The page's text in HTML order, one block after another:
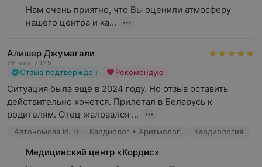
Нам очень приятно, что Вы оценили атмосферу
нашего центра и ка...
Алишер Джумагали
28 мая 2025
Отзыв подтвержден Рекомендую
Ситуация была ещё в 2024 году. Но отзыв оставить
действительно хочется. Прилетал в Беларусь к
родителям. Отец жаловался ...
Автономова И. Н. - Кардиолог • Аритмолог Кардиология
Медицинский центр «Кордис»